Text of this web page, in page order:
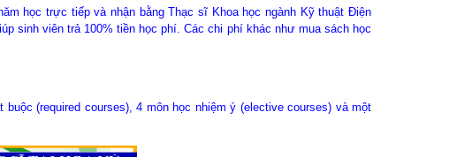
học trực tiếp và nhận bằng Thạc sĩ Khoa học ngành Kỹ thuật Điện
sinh viên trả 100% tiền học phí. Các chi phí khác như mua sách học
(required courses), 4 môn học nhiệm ý (elective courses) và một